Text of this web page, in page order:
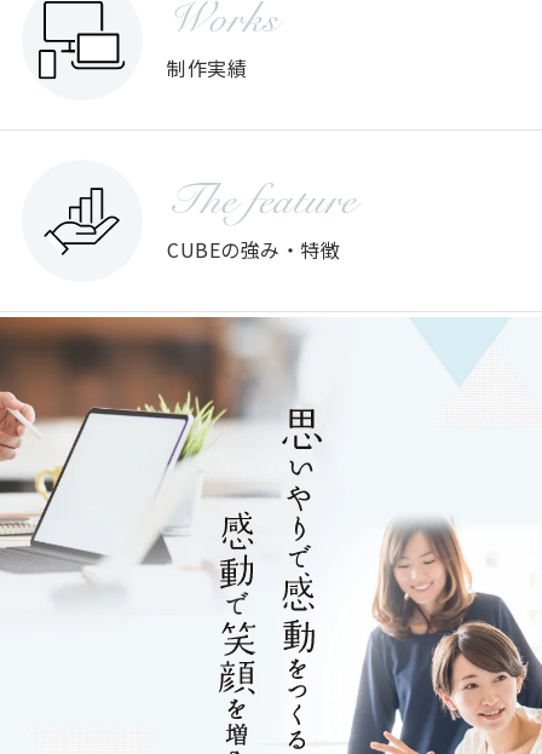
Works
制作実績
The feature
CUBEの強み・特徴